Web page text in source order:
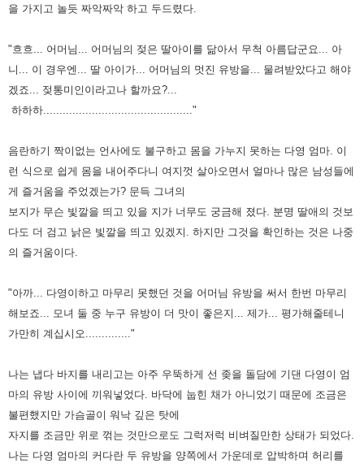
을 가지고 놀듯 짜악짜악 하고 두드렸다.
"흐흐... 어머님... 어머님의 젖은 딸아이를 닮아서 무척 아름답군요... 아
니... 이 경우엔... 딸 아이가... 어머님의 멋진 유방을... 물려받았다고 해야
겠죠... 젖통미인이라고나 할까요?...
하하하.............................................."
음란하기 짝이없는 언사에도 불구하고 몸을 가누지 못하는 다영 엄마. 이
런 식으로 쉽게 몸을 내어주다니 여지껏 살아오면서 얼마나 많은 남성들에
게 즐거움을 주었겠는가? 문득 그녀의
보지가 무슨 빛깔을 띄고 있을 지가 너무도 궁금해 졌다. 분명 딸애의 것보
다도 더 검고 낡은 빛깔을 띄고 있겠지. 하지만 그것을 확인하는 것은 나중
의 즐거움이다.
"아까... 다영이하고 마무리 못했던 것을 어머님 유방을 써서 한번 마무리
해보죠... 모녀 둘 중 누구 유방이 더 맛이 좋은지... 제가... 평가해줄테니
가만히 계십시오.............."
나는 냅다 바지를 내리고는 아주 우뚝하게 선 좆을 돌담에 기댄 다영이 엄
마의 유방 사이에 끼워넣었다. 바닥에 눕힌 채가 아니었기 때문에 조금은
불편했지만 가슴골이 워낙 깊은 탓에
자지를 조금만 위로 꺾는 것만으로도 그럭저럭 비벼질만한 상태가 되었다.
나는 다영 엄마의 커다란 두 유방을 양쪽에서 가운데로 압박하며 허리를